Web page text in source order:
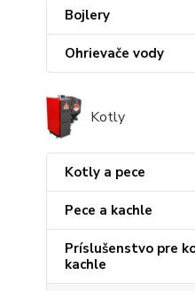
Bojlery
Ohrievače vody
Kotly
Kotly a pece
Pece a kachle
Príslušenstvo pre
kachle